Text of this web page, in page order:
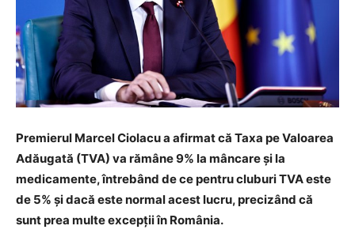
Premierul Marcel Ciolacu a afirmat că Taxa pe Valoarea
Adăugată (TVA) va rămâne 9% la mâncare şi la
medicamente, întrebând de ce pentru cluburi TVA este
de 5% şi dacă este normal acest lucru, precizând că
sunt prea multe excepţii în România.